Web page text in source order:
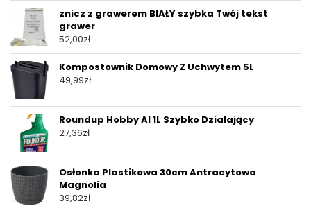
znicz z grawerem BIAŁY szybka Twój tekst
grawer
52,00zł
Kompostownik Domowy Z Uchwytem 5L
49,99zł
Roundup Hobby Al 1L Szybko Działający
27,36zł
Osłonka Plastikowa 30cm Antracytowa
Magnolia
39,82zł